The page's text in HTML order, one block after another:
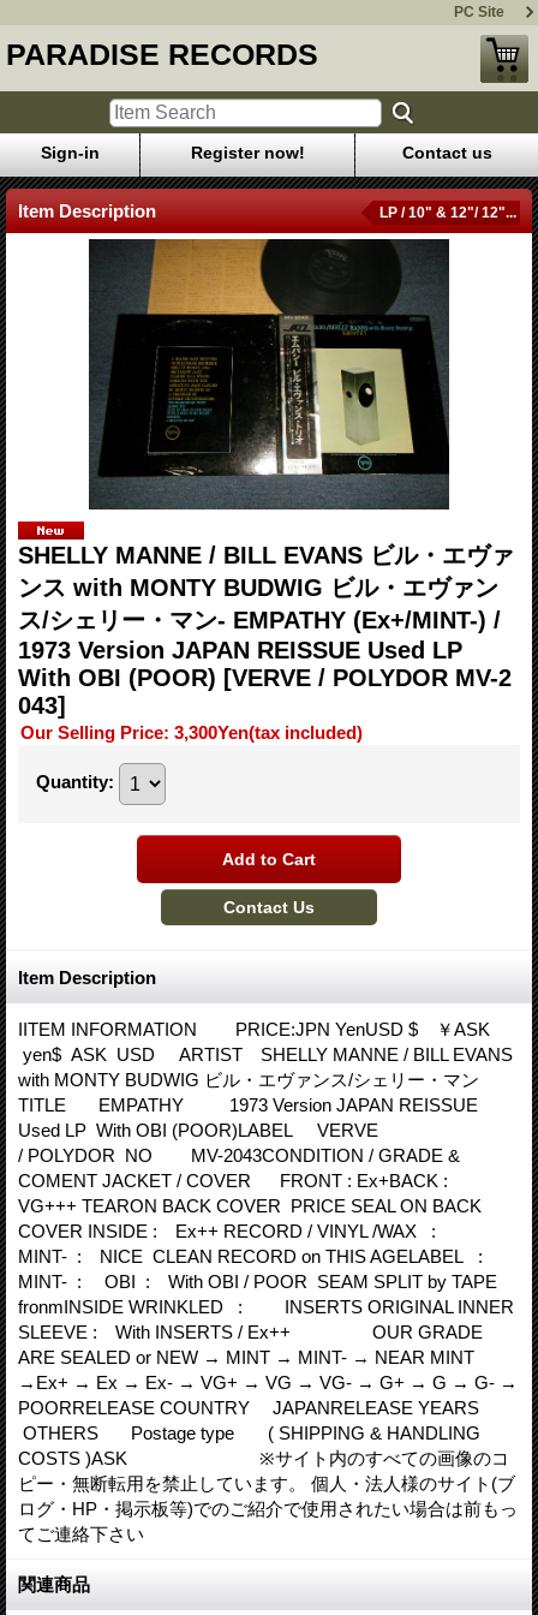
PC Site
PARADISE RECORDS
Sign-in Register now! Contact us
Item Description LP / 10" & 12"/ 12"...
SHELLY MANNE / BILL EVANS ビル・エヴァ
ンス with MONTY BUDWIG ビル・エヴァン
ス/シェリー・マン- EMPATHY (Ex+/MINT-) /
1973 Version JAPAN REISSUE Used LP
With OBI (POOR) [VERVE / POLYDOR MV-2
043]
Our Selling Price: 3,300Yen(tax included)
Quantity:
Item Description
IITEM INFORMATION PRICE:JPN YenUSD $ ￥ASK
yen$ ASK USD ARTIST SHELLY MANNE / BILL EVANS
with MONTY BUDWIG ビル・エヴァンス/シェリー・マン
TITLE EMPATHY 1973 Version JAPAN REISSUE
Used LP With OBI (POOR)LABEL VERVE
/ POLYDOR NO MV-2043CONDITION / GRADE &
COMENT JACKET / COVER FRONT : Ex+BACK :
VG+++ TEARON BACK COVER PRICE SEAL ON BACK
COVER INSIDE : Ex++ RECORD / VINYL /WAX :
MINT- : NICE CLEAN RECORD on THIS AGELABEL :
MINT- : OBI : With OBI / POOR SEAM SPLIT by TAPE
fronmINSIDE WRINKLED : INSERTS ORIGINAL INNER
SLEEVE : With INSERTS / Ex++ OUR GRADE
ARE SEALED or NEW → MINT → MINT- → NEAR MINT
→Ex+ → Ex → Ex- → VG+ → VG → VG- → G+ → G → G- →
POORRELEASE COUNTRY JAPANRELEASE YEARS
OTHERS Postage type ( SHIPPING & HANDLING
COSTS )ASK ※サイト内のすべての画像のコ
ピー・無断転用を禁止しています。 個人・法人様のサイト(ブ
ログ・HP・掲示板等)でのご紹介で使用されたい場合は前もっ
てご連絡下さい
関連商品